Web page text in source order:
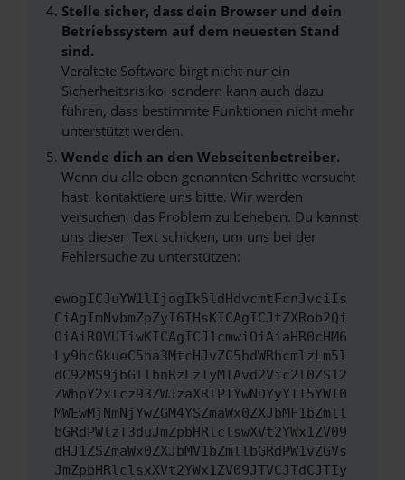
Stelle sicher, dass dein Browser und dein
Betriebssystem auf dem neuesten Stand
sind.
Veraltete Software birgt nicht nur ein
Sicherheitsrisiko, sondern kann auch dazu
führen, dass bestimmte Funktionen nicht mehr
unterstützt werden.
Wende dich an den Webseitenbetreiber.
Wenn du alle oben genannten Schritte versucht
hast, kontaktiere uns bitte. Wir werden
versuchen, das Problem zu beheben. Du kannst
uns diesen Text schicken, um uns bei der
Fehlersuche zu unterstützen:
ewogICJuYW1lIjogIk5ldHdvcmtFcnJvciIs
CiAgImNvbmZpZyI6IHsKICAgICJtZXRob2Qi
OiAiR0VUIiwKICAgICJ1cmwiOiAiaHR0cHM6
Ly9hcGkueC5ha3MtcHJvZC5hdWRhcmlzLm5l
dC92MS9jbGllbnRzLzIyMTAvd2Vic2l0ZS12
ZWhpY2xlcz93ZWJzaXRlPTYwNDYyYTI5YWI0
MWEwMjNmNjYwZGM4YSZmaWx0ZXJbMF1bZmll
bGRdPWlzT3duJmZpbHRlclswXVt2YWx1ZV09
dHJ1ZSZmaWx0ZXJbMV1bZmllbGRdPW1vZGVs
JmZpbHRlclsxXVt2YWx1ZV09JTVCJTdCJTIy